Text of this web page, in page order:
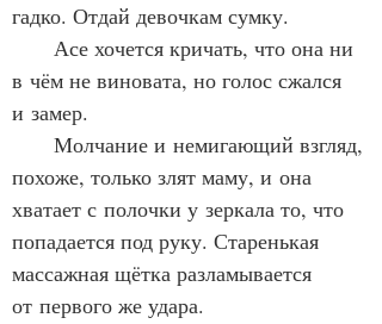
гадко. Отдай девочкам сумку.
Асе хочется кричать, что она ни
в чём не виновата, но голос сжался
и замер.
Молчание и немигающий взгляд,
похоже, только злят маму, и она
хватает с полочки у зеркала то, что
попадается под руку. Старенькая
массажная щётка разламывается
от первого же удара.